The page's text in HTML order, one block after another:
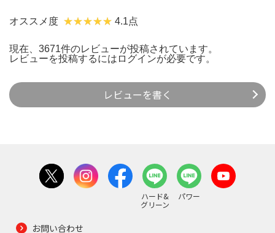
オススメ度 4.1点
現在、3671件のレビューが投稿されています。
レビューを投稿するには ログインが必要です。
レビューを書く
ハード&
グリーン
パワー
お問い合わせ